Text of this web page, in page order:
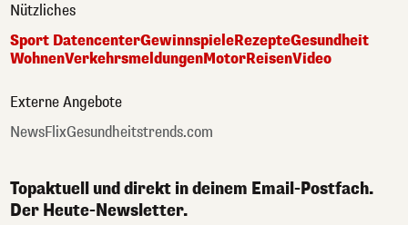
Nützliches
Sport DatencenterGewinnspieleRezepteGesundheit
WohnenVerkehrsmeldungenMotorReisenVideo
Externe Angebote
NewsFlixGesundheitstrends.com
Topaktuell und direkt in deinem Email-Postfach.
Der Heute-Newsletter.